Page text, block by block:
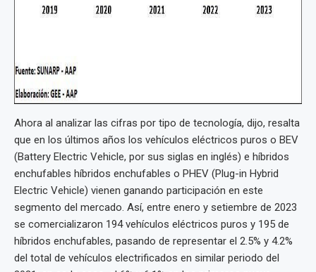
Ahora al analizar las cifras por tipo de tecnología, dijo, resalta
que en los últimos años los vehículos eléctricos puros o BEV
(Battery Electric Vehicle, por sus siglas en inglés) e híbridos
enchufables híbridos enchufables o PHEV (Plug-in Hybrid
Electric Vehicle) vienen ganando participación en este
segmento del mercado. Así, entre enero y setiembre de 2023
se comercializaron 194 vehículos eléctricos puros y 195 de
híbridos enchufables, pasando de representar el 2.5% y 4.2%
del total de vehículos electrificados en similar periodo del